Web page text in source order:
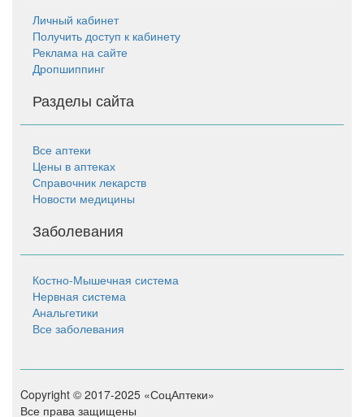
Личный кабинет
Получить доступ к кабинету
Реклама на сайте
Дропшиппинг
Разделы сайта
Все аптеки
Цены в аптеках
Справочник лекарств
Новости медицины
Заболевания
Костно-Мышечная система
Нервная система
Анальгетики
Все заболевания
Copyright © 2017-2025 «СоцАптеки»
Все права защищены